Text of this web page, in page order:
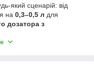
який сценарій: від
на 0,3–0,5 л для
дозатора з
матові дозатори